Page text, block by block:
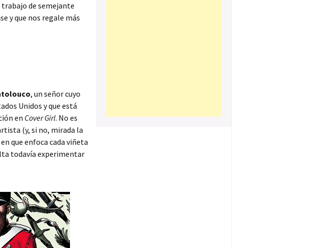
de semejante
y que nos regale más
, un señor cuyo
Unidos y que está
en Cover Girl. No es
(y, si no, mirada la
que enfoca cada viñeta
todavía experimentar